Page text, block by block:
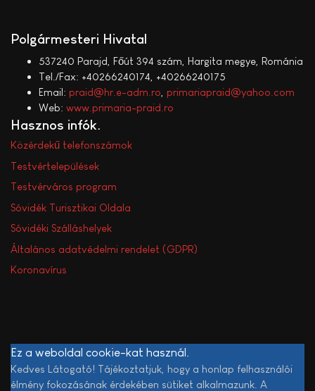
Polgármesteri Hivatal
537240 Parajd, Főút 394 szám, Hargita megye, Románia
Tel./Fax: +40266240174, +40266240175
Email: praid@hr.e-adm.ro primariapraid@yahoo.com
Web: www.primaria-praid.ro
Hasznos infók
Közérdekű telefonszámok
Testvértelepülések
Testvérváros program
Sóvidék Turisztikai Oldala
Sóvidéki Szálláshelyek
Általános adatvédelmi rendelet (GDPR)
Koronavírus
Ez a weboldal cookie-kat használ.
Kedves Látogató! Tájékoztatjuk, hogy a honlap felhasználói
élmény fokozásának érdekében sütiket alkalmazunk. A